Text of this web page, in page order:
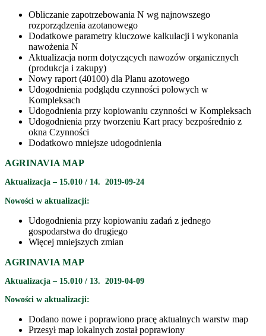
Obliczanie zapotrzebowania N wg najnowszego
rozporządzenia azotanowego
Dodatkowe parametry kluczowe kalkulacji i wykonania
nawożenia N
Aktualizacja norm dotyczących nawozów organicznych
(produkcja i zakupy)
Nowy raport (40100) dla Planu azotowego
Udogodnienia podglądu czynności polowych w
Kompleksach
Udogodnienia przy kopiowaniu czynności w Kompleksach
Udogodnienia przy tworzeniu Kart pracy bezpośrednio z
okna Czynności
Dodatkowo mniejsze udogodnienia
AGRINAVIA MAP
Aktualizacja – 15.010 / 14. 2019-09-24
Nowości w aktualizacji:
Udogodnienia przy kopiowaniu zadań z jednego
gospodarstwa do drugiego
Więcej mniejszych zmian
AGRINAVIA MAP
Aktualizacja – 15.010 / 13. 2019-04-09
Nowości w aktualizacji:
Dodano nowe i poprawiono pracę aktualnych warstw map
Przesył map lokalnych został poprawiony